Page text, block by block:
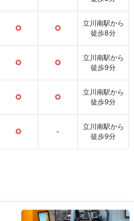
○ ○
立川南駅から
徒歩8分
○ ○
立川南駅から
徒歩9分
○ ○
立川南駅から
徒歩9分
○ -
立川南駅から
徒歩9分